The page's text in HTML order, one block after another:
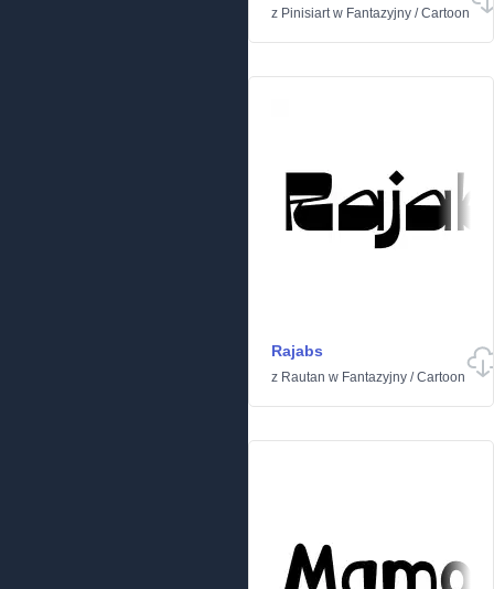
z Pinisiartw Fantazyjny /Cartoon
Rajabs
z Rautan w Fantazyjny /Cartoon